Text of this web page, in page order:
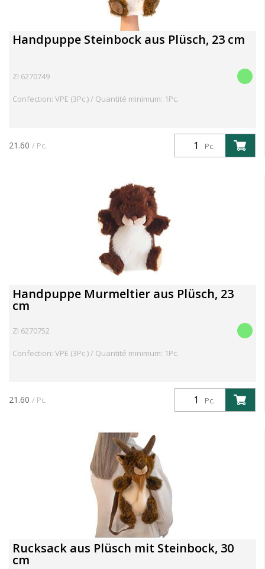
Handpuppe Steinbock aus Plüsch, 23 cm
ZI 6270749
Confection: VPE (3Pc.) / Quantité minimum: 1Pc.
Pc.
21.60 / Pc.
Handpuppe Murmeltier aus Plüsch, 23
cm
ZI 6270752
Confection: VPE (3Pc.) / Quantité minimum: 1Pc.
Pc.
21.60 / Pc.
Rucksack aus Plüsch mit Steinbock, 30
cm